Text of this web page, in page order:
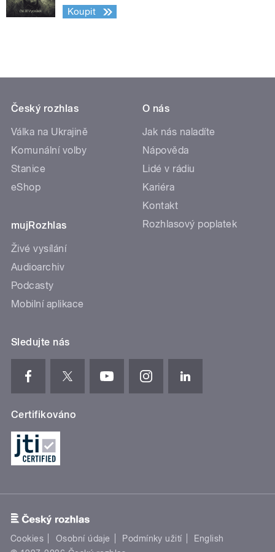
Koupit
Český rozhlas
Válka na Ukrajině
Komunální volby
Stanice
eShop
mujRozhlas
Živé vysílání
Audioarchiv
Podcasty
Mobilní aplikace
O nás
Jak nás naladíte
Nápověda
Lidé v rádiu
Kariéra
Kontakt
Rozhlasový poplatek
Sledujte nás
Certifikováno
Cookies Osobní údaje Podmínky užití
English